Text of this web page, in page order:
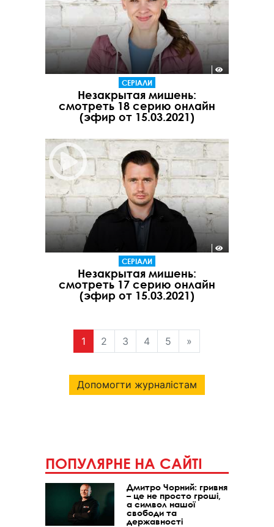
СЕРІАЛИ
Незакрытая мишень:
смотреть 18 серию онлайн
(эфир от 15.03.2021)
СЕРІАЛИ
Незакрытая мишень:
смотреть 17 серию онлайн
(эфир от 15.03.2021)
1 2 3 4 5 »
Допомогти журналістам
ПОПУЛЯРНЕ НА САЙТІ
Дмитро Чорний: гривня
– це не просто гроші,
а символ нашої
свободи та
державності